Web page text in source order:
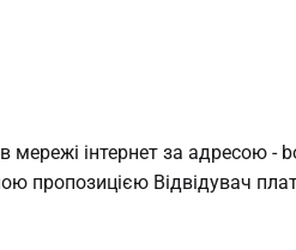
мережі інтернет за адресою
пропозицією Відвідувач